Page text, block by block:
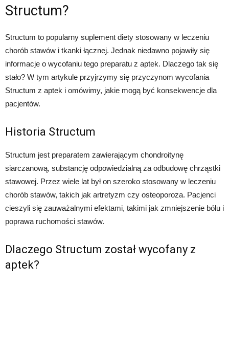
Structum?
Structum to popularny suplement diety stosowany w leczeniu
chorób stawów i tkanki łącznej. Jednak niedawno pojawiły się
informacje o wycofaniu tego preparatu z aptek. Dlaczego tak się
stało? W tym artykule przyjrzymy się przyczynom wycofania
Structum z aptek i omówimy, jakie mogą być konsekwencje dla
pacjentów.
Historia Structum
Structum jest preparatem zawierającym chondroitynę
siarczanową, substancję odpowiedzialną za odbudowę chrząstki
stawowej. Przez wiele lat był on szeroko stosowany w leczeniu
chorób stawów, takich jak artretyzm czy osteoporoza. Pacjenci
cieszyli się zauważalnymi efektami, takimi jak zmniejszenie bólu i
poprawa ruchomości stawów.
Dlaczego Structum został wycofany z
aptek?